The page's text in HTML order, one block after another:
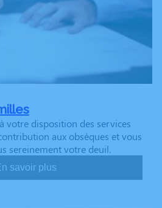
votre disposition des services
aux obsèques et vous
sereinement votre deuil.
savoir plus